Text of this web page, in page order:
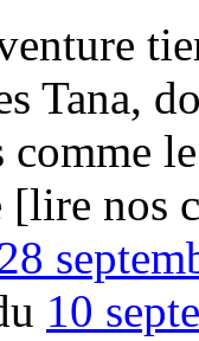
Tana,
comme
[lire nos
10